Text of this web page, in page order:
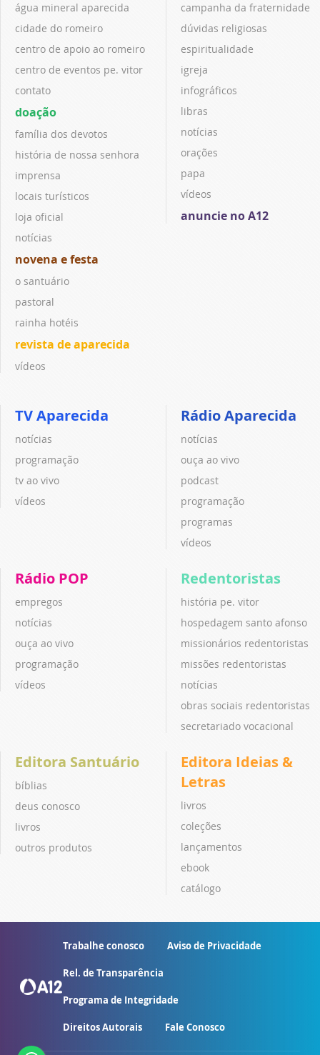
água mineral aparecida
cidade do romeiro
centro de apoio ao romeiro
centro de eventos pe. vitor
contato
doação
família dos devotos
história de nossa senhora
imprensa
locais turísticos
loja oficial
notícias
novena e festa
o santuário
pastoral
rainha hotéis
revista de aparecida
vídeos
campanha da fraternidade
dúvidas religiosas
espiritualidade
igreja
infográficos
libras
notícias
orações
papa
vídeos
anuncie no A12
TV Aparecida
notícias
programação
tv ao vivo
vídeos
Rádio Aparecida
notícias
ouça ao vivo
podcast
programação
programas
vídeos
Rádio POP
empregos
notícias
ouça ao vivo
programação
vídeos
Redentoristas
história pe. vitor
hospedagem santo afonso
missionários redentoristas
missões redentoristas
notícias
obras sociais redentoristas
secretariado vocacional
Editora Santuário
bíblias
deus conosco
livros
outros produtos
Editora Ideias &
Letras
livros
coleções
lançamentos
ebook
catálogo
Trabalhe conosco Aviso de Privacidade
Rel. de Transparência
Programa de Integridade
Direitos Autorais Fale Conosco